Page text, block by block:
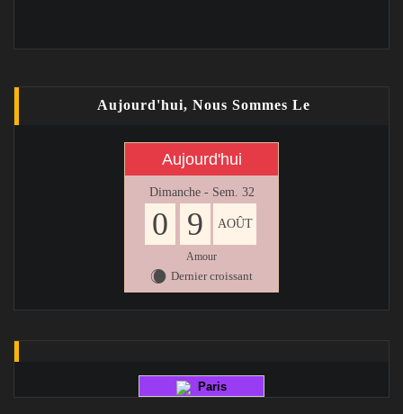
Aujourd'hui, Nous Sommes Le
Aujourd'hui
Dimanche - Sem. 32
0 9 AOÛT
Amour
X Dernier croissant
Paris